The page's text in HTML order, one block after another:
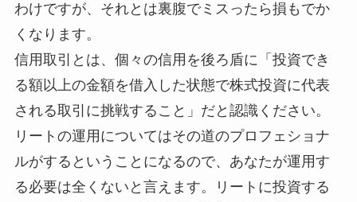
わけですが、それとは裏腹でミスったら損もでか
くなります。
信用取引とは、個々の信用を後ろ盾に「投資でき
る額以上の金額を借入した状態で株式投資に代表
される取引に挑戦すること」だと認識ください。
リートの運用についてはその道のプロフェショナ
ルがするということになるので、あなたが運用す
る必要は全くないと言えます。リートに投資する